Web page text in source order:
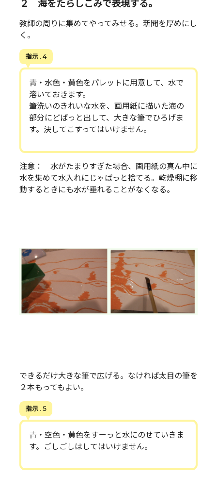
２ 海をたらしこみで表現する。
教師の周りに集めてやってみせる。新聞を厚めにし
く。
指示 . 4
青・水色・黄色をパレットに用意して、水で
溶いておきます。
筆洗いのきれいな水を、画用紙に描いた海の
部分にどばっと出して、大きな筆でひろげま
す。決してこすってはいけません。
注意： 水がたまりすぎた場合、画用紙の真ん中に
水を集めて水入れにじゃばっと捨てる。乾燥棚に移
動するときにも水が垂れることがなくなる。
できるだけ大きな筆で広げる。なければ太目の筆を
２本もってもよい。
指示 . 5
青・空色・黄色をすーっと水にのせていきま
す。ごしごしはしてはいけません。